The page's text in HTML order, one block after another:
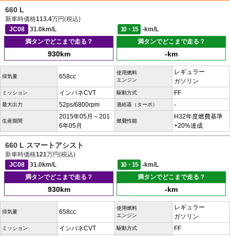
660 L
新車時価格113.4万円(税込)
JC08
31.0km/L 10・15
-km/L
満タンでどこまで走る？
930km
満タンでどこまで走る？
-km
排気量 658cc
使用燃料
エンジン
レギュラー
ガソリン
ミッション インパネCVT 駆動方式 FF
最大出力 52ps/6800rpm 過給器（ターボ） -
生産期間
2015年05月～201
6年05月
燃費性能
H32年度燃費基準
+20%達成
660 L スマートアシスト
新車時価格121万円(税込)
JC08
31.0km/L 10・15
-km/L
満タンでどこまで走る？
930km
満タンでどこまで走る？
-km
排気量 658cc
使用燃料
エンジン
レギュラー
ガソリン
ミッション インパネCVT 駆動方式 FF